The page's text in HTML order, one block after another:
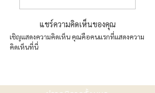
แชร์ความคิดเห็นของคุณ
เชิญแสดงความคิดเห็น คุณคือคนแรกที่แสดงความ
คิดเห็นที่นี่